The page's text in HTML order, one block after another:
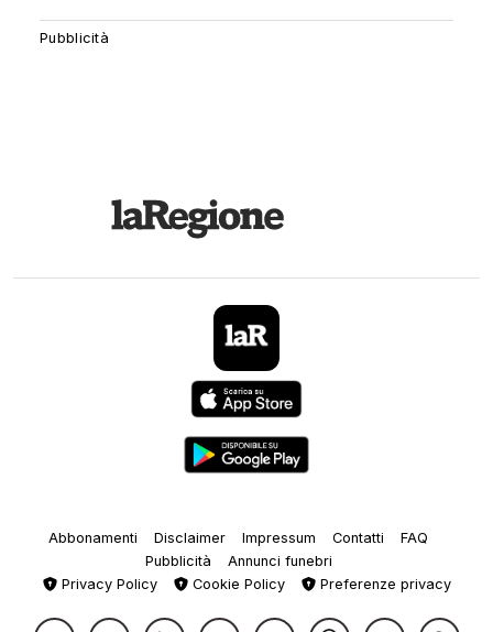
Abbonamenti Disclaimer Impressum Contatti
FAQ
Pubblicità
Annunci funebri
Privacy Policy
Cookie Policy Preferenze privacy